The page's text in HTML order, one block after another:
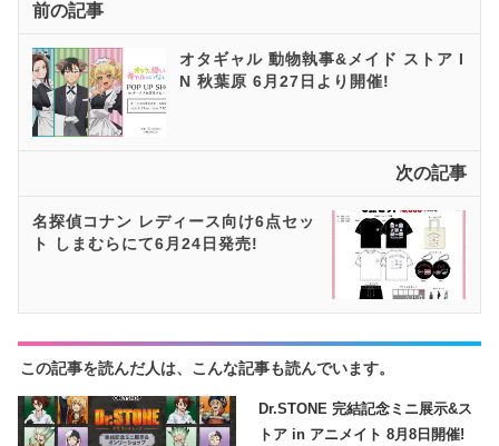
前の記事
オタギャル 動物執事&メイド ストア I
N 秋葉原 6月27日より開催!
次の記事
名探偵コナン レディース向け6点セッ
ト しまむらにて6月24日発売!
この記事を読んだ人は、こんな記事も読んでいます。
Dr.STONE 完結記念ミニ展示&ス
トア in アニメイト 8月8日開催!